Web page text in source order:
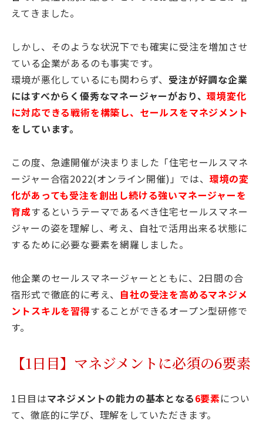
えてきました。
しかし、そのような状況下でも確実に受注を増加させ
ている企業があるのも事実です。
環境が悪化しているにも関わらず、 受注が好調な企業
にはすべからく優秀なマネージャーがおり、環境変化
に対応できる戦術を構築し、セールスをマネジメント
をしています。
この度、急遽開催が決まりました「住宅セールスマネ
ージャー合宿2022(オンライン開催)」では、 環境の変
化があっても受注を創出し続ける強いマネージャーを
育成するというテーマであるべき住宅セールスマネー
ジャーの姿を理解し、考え、自社で活用出来る状態に
するために必要な要素を網羅しました。
他企業のセールスマネージャーとともに、2日間の合
宿形式で徹底的に考え、 自社の受注を高めるマネジメ
ントスキルを習得することができるオープン型研修で
す。
【1日目】マネジメントに必須の6要素
1日目はマネジメントの能力の基本となる6要素につい
て、徹底的に学び、理解をしていただきます。